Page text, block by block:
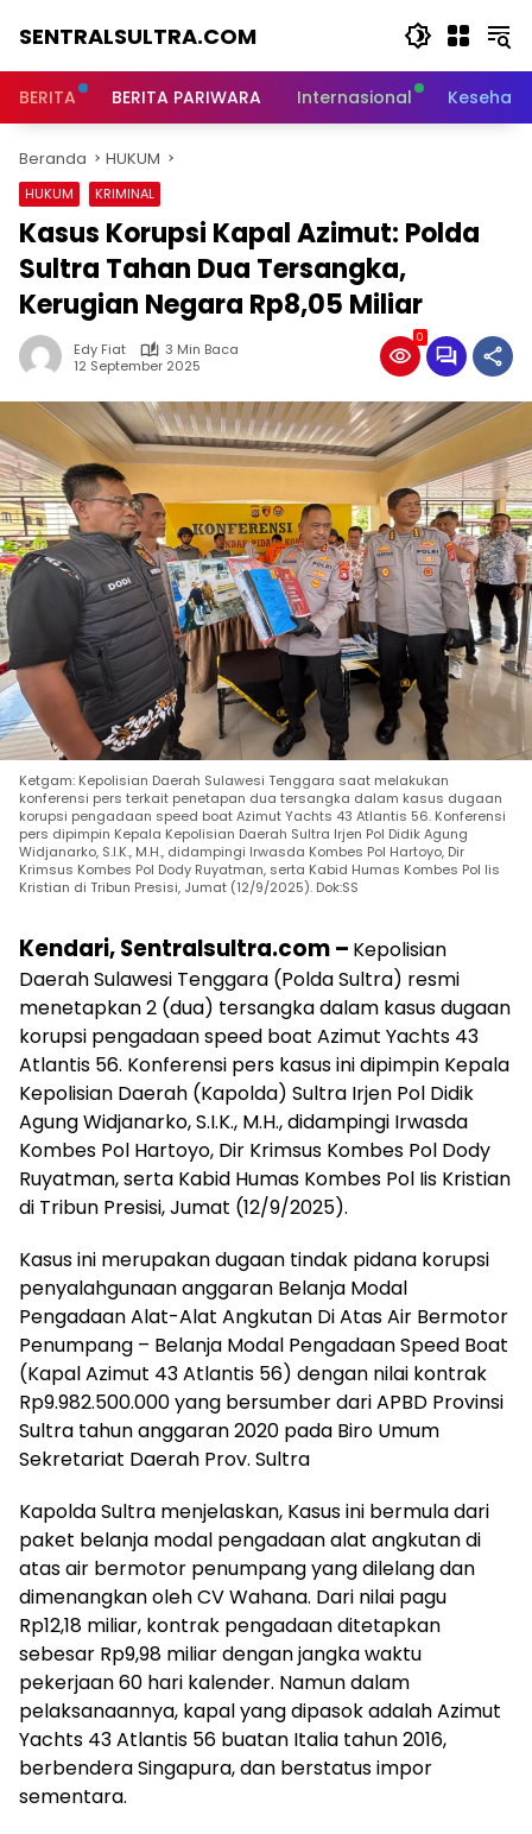
SENTRALSULTRA.COM
BERITA BERITA PARIWARA Internasional
Beranda HUKUM
HUKUM KRIMINAL
Kasus Korupsi Kapal Azimut: Polda
Sultra Tahan Dua Tersangka,
Kerugian Negara Rp8,05 Miliar
Edy Fiat
3 Min Baca
12 September 2025
0
Ketgam: Kepolisian Daerah Sulawesi Tenggara saat melakukan
konferensi pers terkait penetapan dua tersangka dalam kasus dugaan
korupsi pengadaan speed boat Azimut Yachts 43 Atlantis 56. Konferensi
pers dipimpin Kepala Kepolisian Daerah Sultra Irjen Pol Didik Agung
Widjanarko, S.I.K., M.H., didampingi Irwasda Kombes Pol Hartoyo, Dir
Krimsus Kombes Pol Dody Ruyatman, serta Kabid Humas Kombes Pol Iis
Kristian di Tribun Presisi, Jumat (12/9/2025). Dok:SS
Kendari, Sentralsultra.com – Kepolisian
Daerah Sulawesi Tenggara (Polda Sultra) resmi
menetapkan 2 (dua) tersangka dalam kasus dugaan
korupsi pengadaan speed boat Azimut Yachts 43
Atlantis 56. Konferensi pers kasus ini dipimpin Kepala
Kepolisian Daerah (Kapolda) Sultra Irjen Pol Didik
Agung Widjanarko, S.I.K., M.H., didampingi Irwasda
Kombes Pol Hartoyo, Dir Krimsus Kombes Pol Dody
Ruyatman, serta Kabid Humas Kombes Pol Iis Kristian
di Tribun Presisi, Jumat (12/9/2025).
Kasus ini merupakan dugaan tindak pidana korupsi
penyalahgunaan anggaran Belanja Modal
Pengadaan Alat-Alat Angkutan Di Atas Air Bermotor
Penumpang – Belanja Modal Pengadaan Speed Boat
(Kapal Azimut 43 Atlantis 56) dengan nilai kontrak
Rp9.982.500.000 yang bersumber dari APBD Provinsi
Sultra tahun anggaran 2020 pada Biro Umum
Sekretariat Daerah Prov. Sultra
Kapolda Sultra menjelaskan, Kasus ini bermula dari
paket belanja modal pengadaan alat angkutan di
atas air bermotor penumpang yang dilelang dan
dimenangkan oleh CV Wahana. Dari nilai pagu
Rp12,18 miliar, kontrak pengadaan ditetapkan
sebesar Rp9,98 miliar dengan jangka waktu
pekerjaan 60 hari kalender. Namun dalam
pelaksanaannya, kapal yang dipasok adalah Azimut
Yachts 43 Atlantis 56 buatan Italia tahun 2016,
berbendera Singapura, dan berstatus impor
sementara.